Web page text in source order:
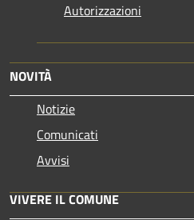
Autorizzazioni
NOVITÀ
Notizie
Comunicati
Avvisi
VIVERE IL COMUNE